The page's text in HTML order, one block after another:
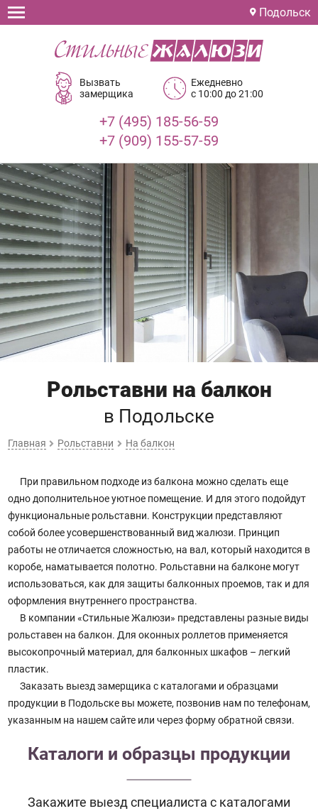
Подольск
Вызвать
замерщика
Ежедневно
с 10:00 до 21:00
+7 (495) 185-56-59
+7 (909) 155-57-59
Рольставни на балкон
в Подольске
Главная Рольставни На балкон
При правильном подходе из балкона можно сделать еще
одно дополнительное уютное помещение. И для этого подойдут
функциональные рольставни. Конструкции представляют
собой более усовершенствованный вид жалюзи. Принцип
работы не отличается сложностью, на вал, который находится в
коробе, наматывается полотно. Рольставни на балконе могут
использоваться, как для защиты балконных проемов, так и для
оформления внутреннего пространства.
В компании «Стильные Жалюзи» представлены разные виды
рольставен на балкон. Для оконных роллетов применяется
высокопрочный материал, для балконных шкафов – легкий
пластик.
Заказать выезд замерщика с каталогами и образцами
продукции в Подольске вы можете, позвонив нам по телефонам,
указанным на нашем сайте или через форму обратной связи.
Каталоги и образцы продукции
Закажите выезд специалиста с каталогами